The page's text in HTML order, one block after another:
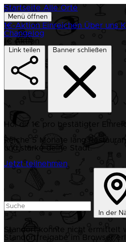
Startseite Alle Orte
Menü öffnen
1€-Aktion Einreichen Über uns
Changelog
1€ Aktion
Link teilen Banner schließen
Hol dir 1€ pro bestätigter
Reiche 5 Monate lang
und stärke deine Stadt.
Jetzt teilnehmen
In der
Standort konnte nicht ermittelt
Standortfreigabe im Browser